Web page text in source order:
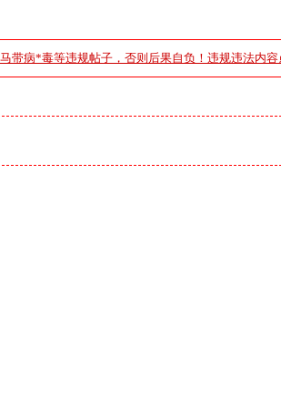
带病*毒等违规帖子，否则后果自负！违规违法内